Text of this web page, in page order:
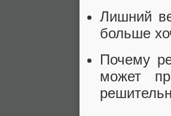
Лишний
больше
Почему
может